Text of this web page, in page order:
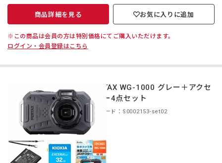
商品詳細を見る お気に入りに追加
※この商品は会員の方は特別価格にてご購入いただけます。
ログイン・会員登録はこちら
PENTAX WG-1000 グレー＋アクセ
サリー4点セット
商品コード：S0002153-set02